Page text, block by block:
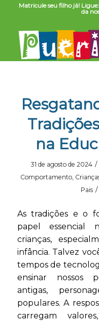
Matricule seu filho já!
da
na
31 de agosto de 2024 /
Comportamento,
Pais /
As tradições e o
papel essencial
crianças,
infância. Talvez
tempos de
ensinar nossos
antigas,
populares. A
carregam